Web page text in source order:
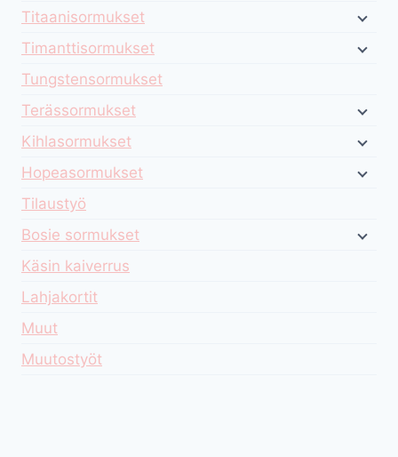
Titaanisormukset
Timanttisormukset
Tungstensormukset
Terässormukset
Kihlasormukset
Hopeasormukset
Tilaustyö
Bosie sormukset
Käsin kaiverrus
Lahjakortit
Muut
Muutostyöt